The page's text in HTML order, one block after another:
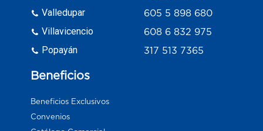
Valledupar
Villavicencio
Popayán
605 5 898 680
608 6 832 975
317 513 7365
Beneficios
Beneficios Exclusivos
Convenios